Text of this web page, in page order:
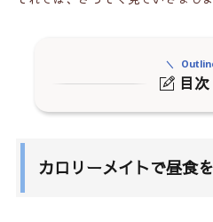
目次
1-2. 栄養バランスがいい
カロリーメイトで昼食